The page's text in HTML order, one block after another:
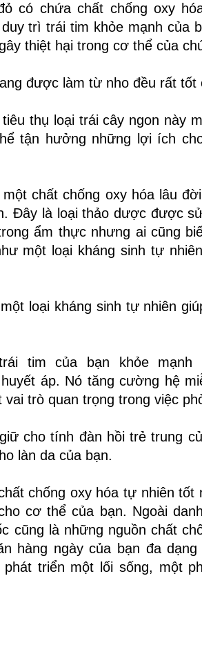
có chứa chất chống oxy
trì trái tim khỏe mạnh của
thiệt hại trong cơ thể của
được làm từ nho đều rất tốt
thụ loại trái cây ngon này
tận hưởng những lợi ích
chất chống oxy hóa lâu
Đây là loại thảo dược được
ẩm thực nhưng ai cũng
một loại kháng sinh tự
loại kháng sinh tự nhiên
tim của bạn khỏe mạnh
áp. Nó tăng cường hệ
vai trò quan trọng trong việc
cho tính đàn hồi trẻ trung
làn da của bạn.
chống oxy hóa tự nhiên tốt
cơ thể của bạn. Ngoài
cũng là những nguồn chất
hàng ngày của bạn đa
phát triển một lối sống, một